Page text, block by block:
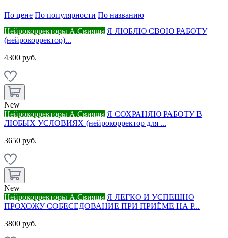
По цене По популярности По названию
Нейрокорректоры А.Свияша Я ЛЮБЛЮ СВОЮ РАБОТУ
(нейрокорректор)...
4300 руб.
New
Нейрокорректоры А.Свияша Я СОХРАНЯЮ РАБОТУ В
ЛЮБЫХ УСЛОВИЯХ (нейрокорректор для ...
3650 руб.
New
Нейрокорректоры А.Свияша Я ЛЕГКО И УСПЕШНО
ПРОХОЖУ СОБЕСЕДОВАНИЕ ПРИ ПРИЁМЕ НА Р...
3800 руб.